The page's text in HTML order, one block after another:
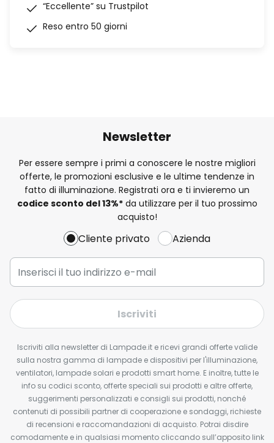
“Eccellente” su Trustpilot
Reso entro 50 giorni
Newsletter
Per essere sempre i primi a conoscere le nostre migliori
offerte, le promozioni esclusive e le ultime tendenze in
fatto di illuminazione. Registrati ora e ti invieremo un
codice sconto del13%*da utilizzare per il tuo prossimo
acquisto!
Cliente privato Azienda
Iscriviti
Iscriviti alla newsletter di Lampade.it e ricevi grandi offerte valide
sulla nostra gamma di lampade e dispositivi per l'illuminazione,
ventilatori, lampade solari e prodotti smart home. E inoltre, tutte le
info su codici sconto, offerte speciali sui prodotti e altre offerte,
suggerimenti personalizzati e consigli sui prodotti, nonché
contenuti di possibili partner di cooperazione e sondaggi, richieste
di recensioni e raccomandazioni di acquisto. Potrai disdire
comodamente e in qualsiasi momento cliccando sull’apposito link